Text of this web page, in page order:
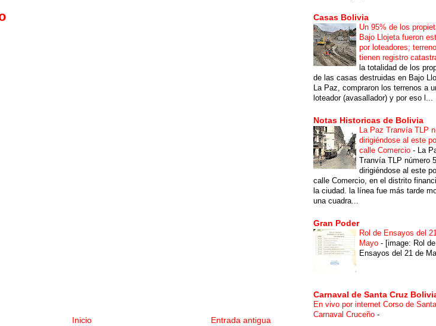
Entrada antigua
Inicio
Casas Bolivia
Un 95% de los
Bajo Llojeta fueron
por loteadores;
tienen registro
la totalidad de los
de las casas destruidas en Bajo
La Paz, compraron los terrenos a
loteador (avasallador) y por eso l...
Notas Historicas de Bolivia
La Paz Tranvía TLP
dirigiéndose al este
calle Comercio - La
Tranvía TLP número 5
dirigiéndose al este
calle Comercio, en el distrito
la ciudad. la línea fue más tarde
una cuadra...
Gran Poder
Rol de Ensayos del
Mayo - [image: Rol de
Ensayos del 21 de
Carnaval de Santa Cruz
En vivo por internet Corso de
Carnaval Cruceño -